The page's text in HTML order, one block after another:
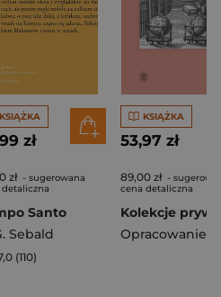
KSIĄŻKA
zł
zł - sugerowana
Santo
Sebald
(110)
KSIĄŻKA
53,97 zł
89,00 zł -
cena detaliczna